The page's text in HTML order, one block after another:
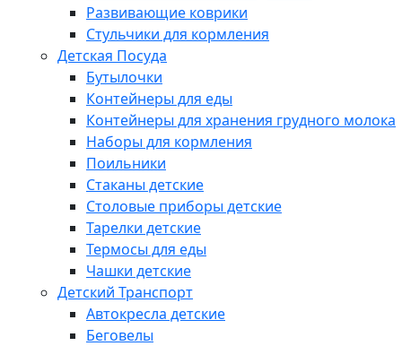
Развивающие коврики
Стульчики для кормления
Детская Посуда
Бутылочки
Контейнеры для еды
Контейнеры для хранения грудного молока
Наборы для кормления
Поильники
Стаканы детские
Столовые приборы детские
Тарелки детские
Термосы для еды
Чашки детские
Детский Транспорт
Автокресла детские
Беговелы